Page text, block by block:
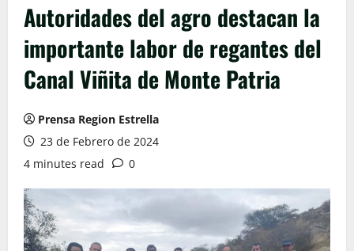
Autoridades del agro destacan la
importante labor de regantes del
Canal Viñita de Monte Patria
Prensa Region Estrella
23 de Febrero de 2024
4 minutes read
0